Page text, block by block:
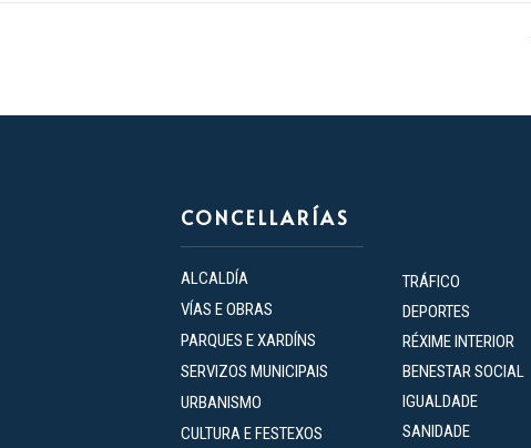
CONCELLARÍAS
ALCALDÍA
VÍAS E OBRAS
PARQUES E XARDÍNS
SERVIZOS MUNICIPAIS
URBANISMO
CULTURA E FESTEXOS
TRÁFICO
DEPORTES
RÉXIME INTERIOR
BENESTAR SOCIAL
IGUALDADE
SANIDADE